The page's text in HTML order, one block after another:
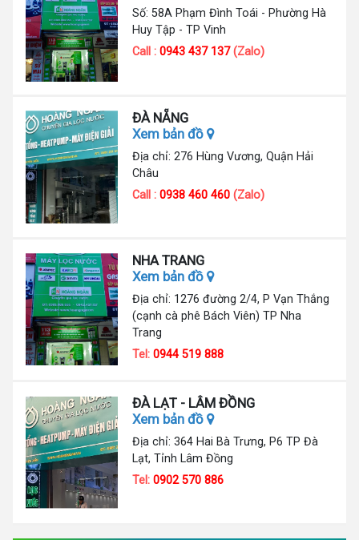
Số: 58A Phạm Đình Toái - Phường Hà
Huy Tập - TP Vinh
Call :0943 437 137(Zalo)
ĐÀ NẴNG
Xem bản đồ
Địa chỉ: 276 Hùng Vương, Quận Hải
Châu
Call :0938 460 460 (Zalo)
NHA TRANG
Xem bản đồ
Địa chỉ: 1276 đường 2/4, P Vạn Thắng
(cạnh cà phê Bách Viên) TP Nha
Trang
Tel:0944 519 888
ĐÀ LẠT - LÂM ĐỒNG
Xem bản đồ
Địa chỉ: 364 Hai Bà Trưng, P6 TP Đà
Lạt, Tỉnh Lâm Đồng
Tel:0902 570 886